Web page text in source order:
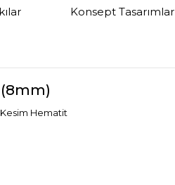
Konsept Tasarımlar
Hematit